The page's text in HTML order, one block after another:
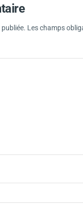
Les champs